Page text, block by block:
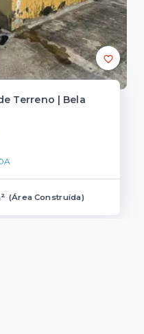
Terreno | Bela
(Área Construída)